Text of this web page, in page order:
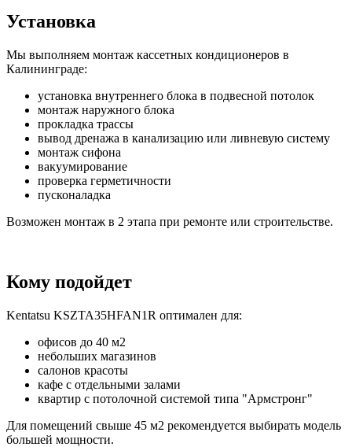
Установка
Мы выполняем монтаж кассетных кондиционеров в
Калининграде:
установка внутреннего блока в подвесной потолок
монтаж наружного блока
прокладка трассы
вывод дренажа в канализацию или ливневую систему
монтаж сифона
вакуумирование
проверка герметичности
пусконаладка
Возможен монтаж в 2 этапа при ремонте или строительстве.
Кому подойдет
Kentatsu KSZTA35HFAN1R оптимален для:
офисов до 40 м2
небольших магазинов
салонов красоты
кафе с отдельными залами
квартир с потолочной системой типа "Армстронг"
Для помещений свыше 45 м2 рекомендуется выбирать модель
большей мощности.